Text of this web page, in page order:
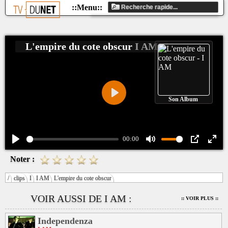
Play
00:00
Mute PIP
Play
L'empire du cote obscur I AM
Son Album
/ clips I I AM L'empire du cote obscur
VOIR AUSSI DE I AM : :: VOIR PLUS ::
Independenza
Noter :